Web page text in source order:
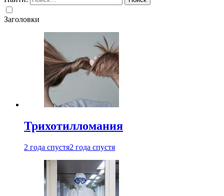
Заголовки
Трихотилломания
2 года спустя2 года спустя